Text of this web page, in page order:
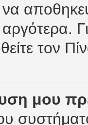
τον
μου